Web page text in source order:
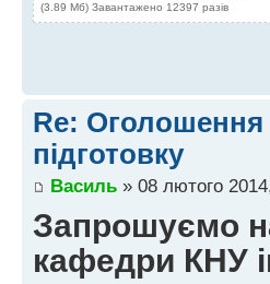
(3.89 Мб) Завантажено 12397 разів
Re: Оголошення
підготовку
Василь » 08 лютого
Запрошуємо
кафедри КНУ